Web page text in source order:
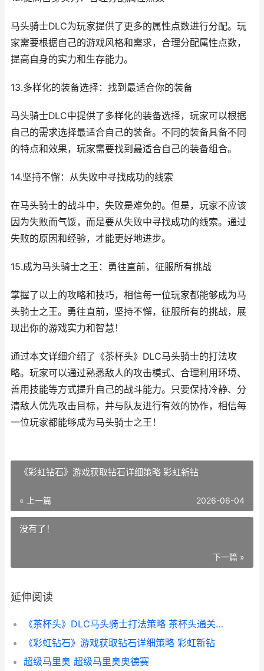
马头骑士DLC为玩家提供了更多的属性点数进行分配。玩
家需要根据自己的游戏风格和需求，合理分配属性点数，
提高自身的实力和生存能力。
13.多样化的装备选择：找到最适合你的装备
马头骑士DLC中提供了多样化的装备选择，玩家可以根据
自己的需求选择最适合自己的装备。不同的装备具备不同
的特点和效果，玩家需要找到最适合自己的装备组合。
14.坚持不懈：从失败中寻找成功的线索
在马头骑士的战斗中，失败是难免的。但是，玩家不应该
因为失败而气馁，而是要从失败中寻找成功的线索。通过
失败的原因和经验，才能更好地进步。
15.成为马头骑士之王：勇往直前，征服所有挑战
掌握了以上的攻略和技巧，相信每一位玩家都能够成为马
头骑士之王。勇往直前，坚持不懈，征服所有的挑战，展
现出你的游戏实力和智慧！
通过本文详细介绍了《茶杯头》DLC马头骑士的打法攻
略。玩家可以通过熟悉敌人的攻击模式、合理利用环境、
善用技能等方式提升自己的战斗能力。只要保持冷静、分
清敌人优先攻击目标，并与队友进行有效的协作，相信每
一位玩家都能够成为马头骑士之王！
《彩虹钻石》游戏获取钻石详细策略 彩虹新钻
« 上一篇 2026-06-04
没有了！
下一篇 »
延伸阅读
《茶杯头》DLC马头骑士打法策略 茶杯头通关全流程
《彩虹钻石》游戏获取钻石详细策略 彩虹新钻
超级马里奥 超级马里奥奥德赛